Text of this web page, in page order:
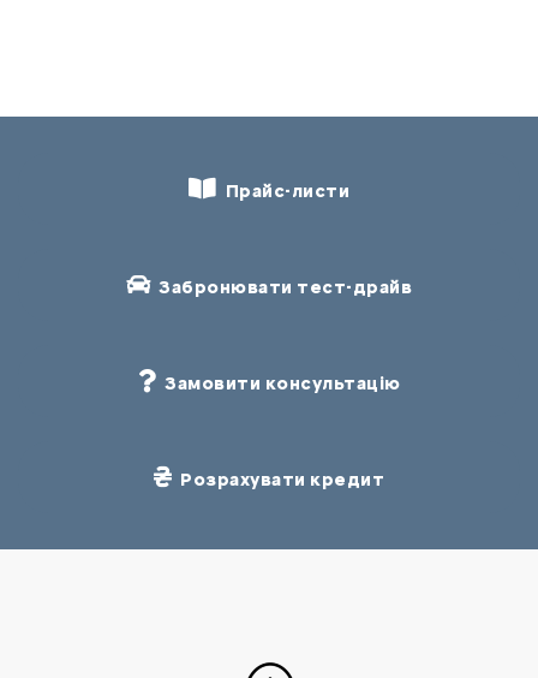
Прайс-листи
Забронювати тест-драйв
Замовити консультацію
Розрахувати кредит